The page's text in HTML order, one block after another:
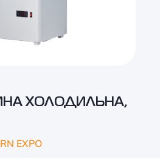
ХОЛОДИЛЬНА,
EXPO